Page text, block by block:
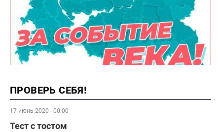
ПРОВЕРЬ СЕБЯ!
17 июнь 2020 - 00:00
Тест с тостом